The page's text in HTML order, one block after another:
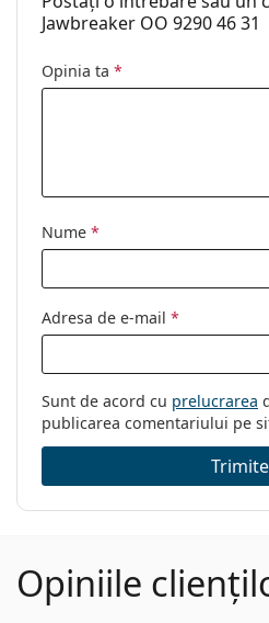
Utilizare:
Sport
Sport:
Jawbreaker OO 9290 46 31
Opinia ta *
Nume *
Adresa de e-mail *
Sunt de acord cu prelucrarea
publicarea comentariului pe
Opiniile